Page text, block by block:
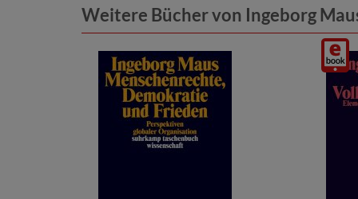
Weitere Bücher von Ingeborg
/ E-
Book